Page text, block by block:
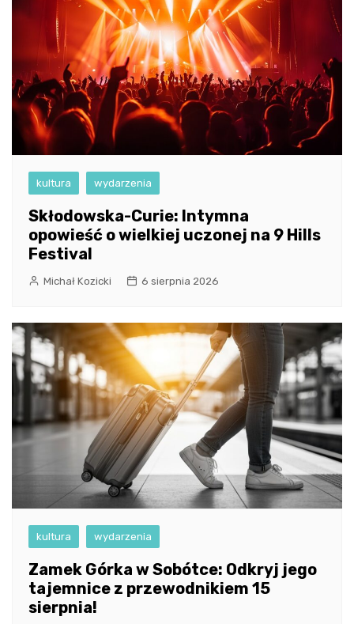
kultura wydarzenia
Skłodowska-Curie: Intymna
opowieść o wielkiej uczonej na 9 Hills
Festival
Michał Kozicki 6 sierpnia 2026
kultura wydarzenia
Zamek Górka w Sobótce: Odkryj jego
tajemnice z przewodnikiem 15
sierpnia!